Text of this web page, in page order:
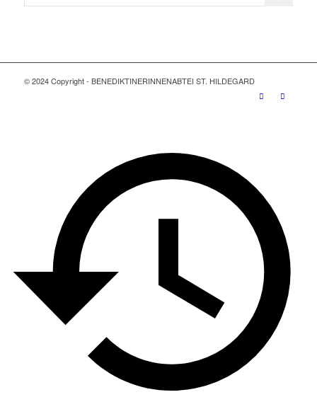
© 2024 Copyright - BENEDIKTINERINNENABTEI ST. HILDEGARD